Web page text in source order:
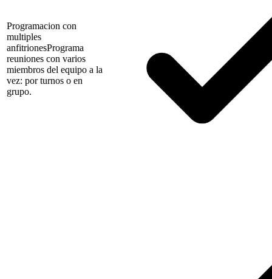
Programacion con
multiples
anfitrionesPrograma
reuniones con varios
miembros del equipo a la
vez: por turnos o en
grupo.